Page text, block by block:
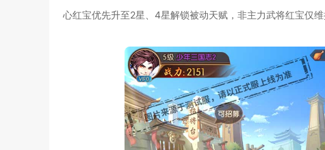
心红宝优先升至2星、4星解锁被动天赋，非主力武将红宝仅